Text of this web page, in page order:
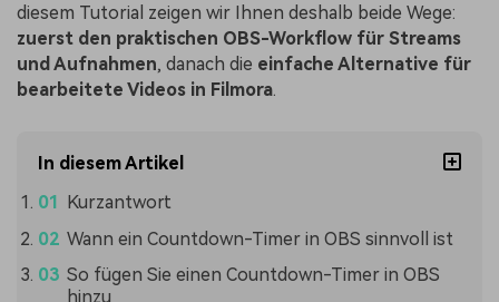
diesem Tutorial zeigen wir Ihnen deshalb beide Wege:
zuerst den praktischen OBS-Workflow für Streams
und Aufnahmen, danach die einfache Alternative für
bearbeitete Videos in Filmora.
In diesem Artikel
Kurzantwort
Wann ein Countdown-Timer in OBS sinnvoll ist
So fügen Sie einen Countdown-Timer in OBS
hinzu